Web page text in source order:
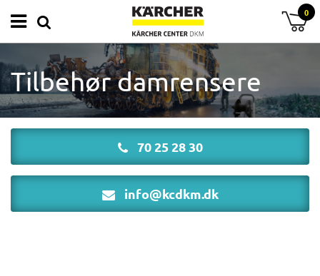
0
Tilbehør damrensere
70 25 28 30
info@kcdkm.dk